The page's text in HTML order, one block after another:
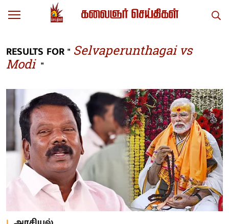
RESULTS FOR " Selvaperunthagai vs
Modi "